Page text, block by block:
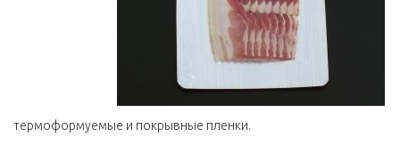
термоформуемые и покрывные пленки.